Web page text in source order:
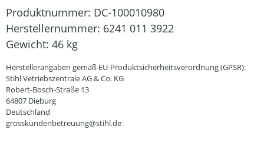
Produktnummer: DC-100010980
Herstellernummer: 6241 011 3922
Gewicht: 46 kg
Herstellerangaben gemäß EU-Produktsicherheitsverordnung (GPSR):
Stihl Vetriebszentrale AG & Co. KG
Robert-Bosch-Straße 13
64807 Dieburg
Deutschland
grosskundenbetreuung@stihl.de